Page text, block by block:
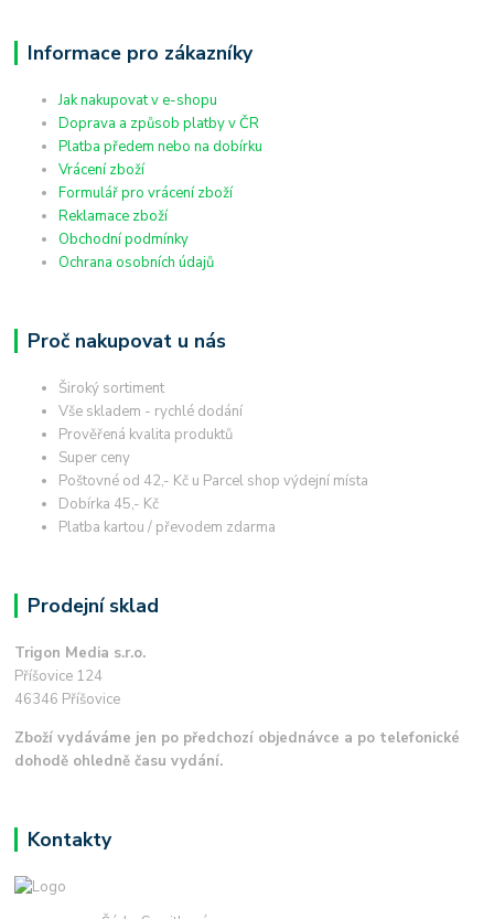
Informace pro zákazníky
Jak nakupovat v e-shopu
Doprava a způsob platby v ČR
Platba předem nebo na dobírku
Vrácení zboží
Formulář pro vrácení zboží
Reklamace zboží
Obchodní podmínky
Ochrana osobních údajů
Proč nakupovat u nás
Široký sortiment
Vše skladem - rychlé dodání
Prověřená kvalita produktů
Super ceny
Poštovné od 42,- Kč u Parcel shop výdejní místa
Dobírka 45,- Kč
Platba kartou / převodem zdarma
Prodejní sklad
Trigon Media s.r.o.
Příšovice 124
46346 Příšovice
Zboží vydáváme jen po předchozí objednávce a po telefonické
dohodě ohledně času vydání.
Kontakty